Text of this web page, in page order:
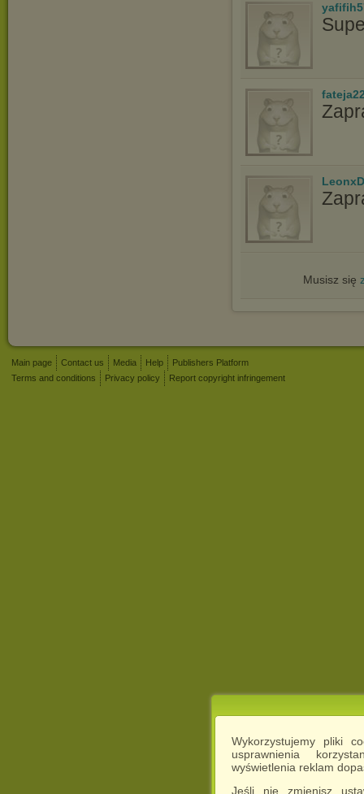
Wykorzystujemy pliki
usprawnienia
wyświetlenia reklam
Jeśli nie zmienisz
Musisz się
Main page Contact us Media Help
Publishers Platform
Terms and conditions
Privacy policy Report copyright infringement